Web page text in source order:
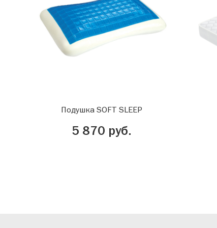
Подушка SOFT SLEEP
5 870 руб.